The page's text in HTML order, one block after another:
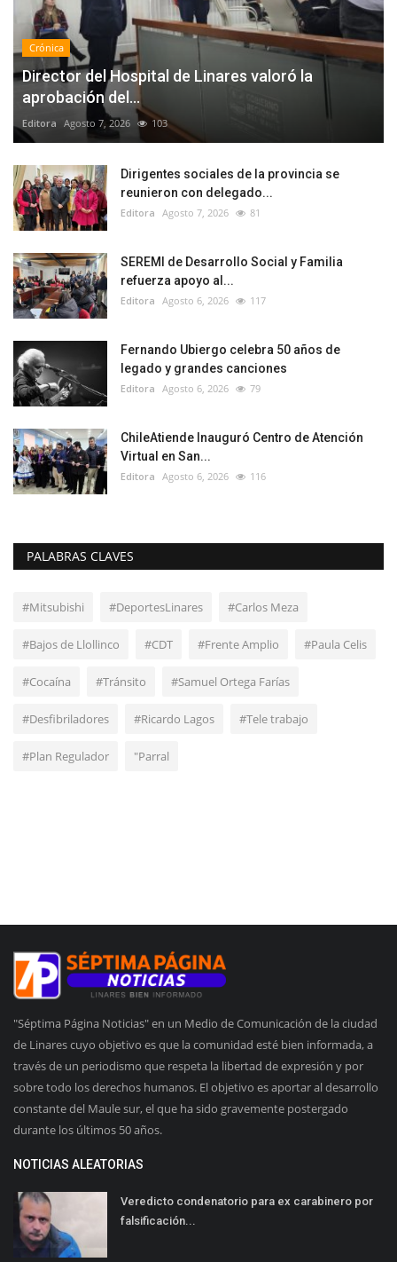
Crónica
Director del Hospital de Linares valoró la
aprobación del...
Editora Agosto 7, 2026 103
Dirigentes sociales de la provincia se
reunieron con delegado...
Editora Agosto 7, 2026 81
SEREMI de Desarrollo Social y Familia
refuerza apoyo al...
Editora Agosto 6, 2026 117
Fernando Ubiergo celebra 50 años de
legado y grandes canciones
Editora Agosto 6, 2026 79
ChileAtiende Inauguró Centro de Atención
Virtual en San...
Editora Agosto 6, 2026 116
PALABRAS CLAVES
#Mitsubishi #DeportesLinares #Carlos Meza
#Bajos de Llollinco #CDT #Frente Amplio #Paula Celis
#Cocaína #Tránsito #Samuel Ortega Farías
#Desfibriladores #Ricardo Lagos #Tele trabajo
#Plan Regulador "Parral
"Séptima Página Noticias" en un Medio de Comunicación de la ciudad
de Linares cuyo objetivo es que la comunidad esté bien informada, a
través de un periodismo que respeta la libertad de expresión y por
sobre todo los derechos humanos. El objetivo es aportar al desarrollo
constante del Maule sur, el que ha sido gravemente postergado
durante los últimos 50 años.
NOTICIAS ALEATORIAS
Veredicto condenatorio para ex carabinero por
falsificación...